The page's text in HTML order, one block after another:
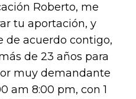
Roberto, me
tu aportación, y
de acuerdo contigo,
de 23 años para
muy demandante
am 8:00 pm, con 1